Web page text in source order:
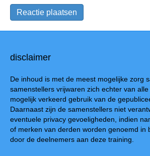
disclaimer
De inhoud is met de meest mogelijke zorg
samenstellers vrijwaren zich echter van
mogelijk verkeerd gebruik van de
Daarnaast zijn de samenstellers niet
eventuele privacy gevoeligheden, indien
of merken van derden worden genoemd in
door de deelnemers aan deze training.